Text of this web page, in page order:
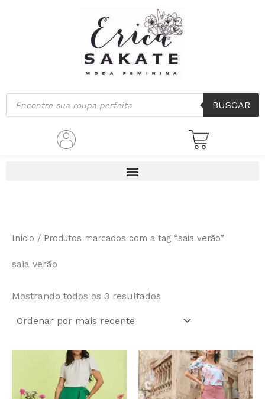
Pesquisar
produtos
BUSCAR
Início / Produtos marcados com a tag “saia verão”
saia verão
Mostrando todos os 3 resultados
por
mais
recente